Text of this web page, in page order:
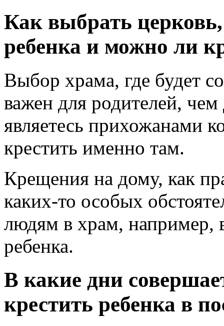
Как выбрать церковь,
ребенка и можно ли
Выбор храма, где будет
важен для родителей,
являетесь прихожанами
крестить именно там.
Крещения на дому, как
каких-то особых
людям в храм, например,
ребенка.
В какие дни
крестить ребенка в